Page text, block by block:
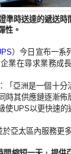
準時送達的遞送時
性。
）今日宣布一系
業在尋求業務成
「亞洲是一個十分
時其供應鏈逐漸
使UPS以更快速的
亞太區內服務更